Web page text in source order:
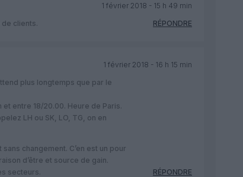
1 février 2018 - 15 h 49 min
clients.
RÉPONDRE
1 février 2018 - 16 h 15 min
plus longtemps que par le
et entre 18/20.00. Heure de Paris.
LH ou SK, LO, TG, on en
sans changement. C’en est un pour
d’être et source de gain.
secteurs.
RÉPONDRE